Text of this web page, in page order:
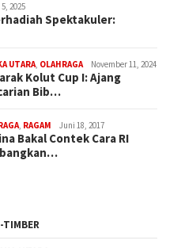
2025
Spektakuler:
UTARA, OLAHRAGA November 11, 2024
Kolut Cup I: Ajang
Bib…
, RAGAM Juni 18, 2017
Bakal Contek Cara RI
TIMBER